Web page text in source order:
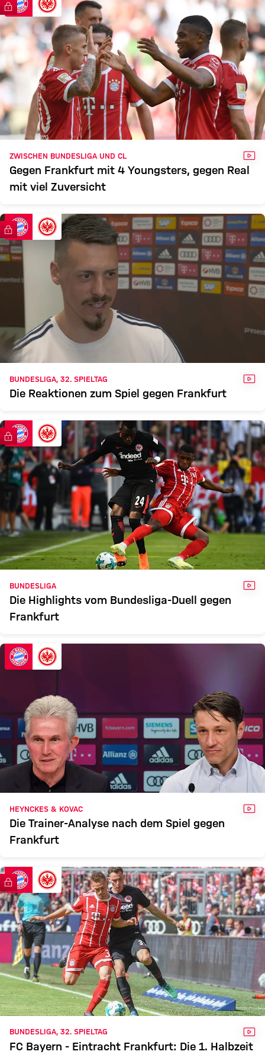
FCB
SGE
Zum Spielbericht
FC Bayern TV PLUS
ZWISCHEN BUNDESLIGA UND CL
Gegen Frankfurt mit 4 Youngsters, gegen Real
mit viel Zuversicht
FC Bayern TV PLUS
BUNDESLIGA, 32. SPIELTAG
Die Reaktionen zum Spiel gegen Frankfurt
FC Bayern TV PLUS
BUNDESLIGA
Die Highlights vom Bundesliga-Duell gegen
Frankfurt
HEYNCKES & KOVAC
Die Trainer-Analyse nach dem Spiel gegen
Frankfurt
FC Bayern TV PLUS
BUNDESLIGA, 32. SPIELTAG
FC Bayern - Eintracht Frankfurt: Die 1. Halbzeit